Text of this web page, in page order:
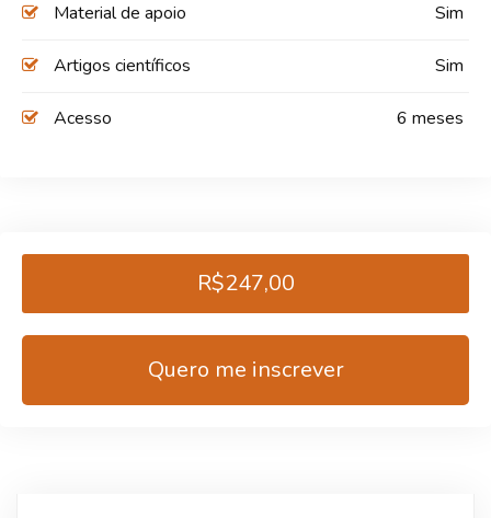
Material de apoio Sim
Artigos científicos Sim
Acesso 6 meses
R$247,00
Quero me inscrever